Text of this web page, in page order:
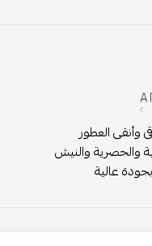
وأنقى العطور
والحصرية والنيش
عالية